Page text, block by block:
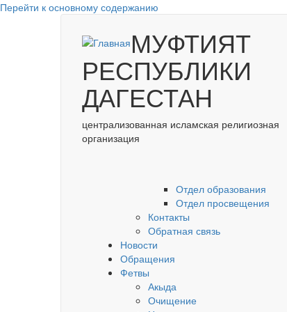
Перейти к основному содержанию
МУФТИЯТ
РЕСПУБЛИКИ
ДАГЕСТАН
централизованная исламская религиозная
организация
Отдел образования
Отдел просвещения
Контакты
Обратная связь
Новости
Обращения
Фетвы
Акыда
Очищение